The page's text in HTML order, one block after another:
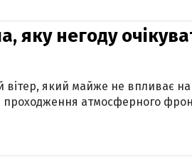
яку негоду
вітер, який майже не впливає
проходження атмосферного